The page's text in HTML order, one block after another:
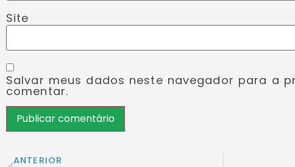
Site
Salvar meus dados neste navegador para a
comentar.
ANTERIOR